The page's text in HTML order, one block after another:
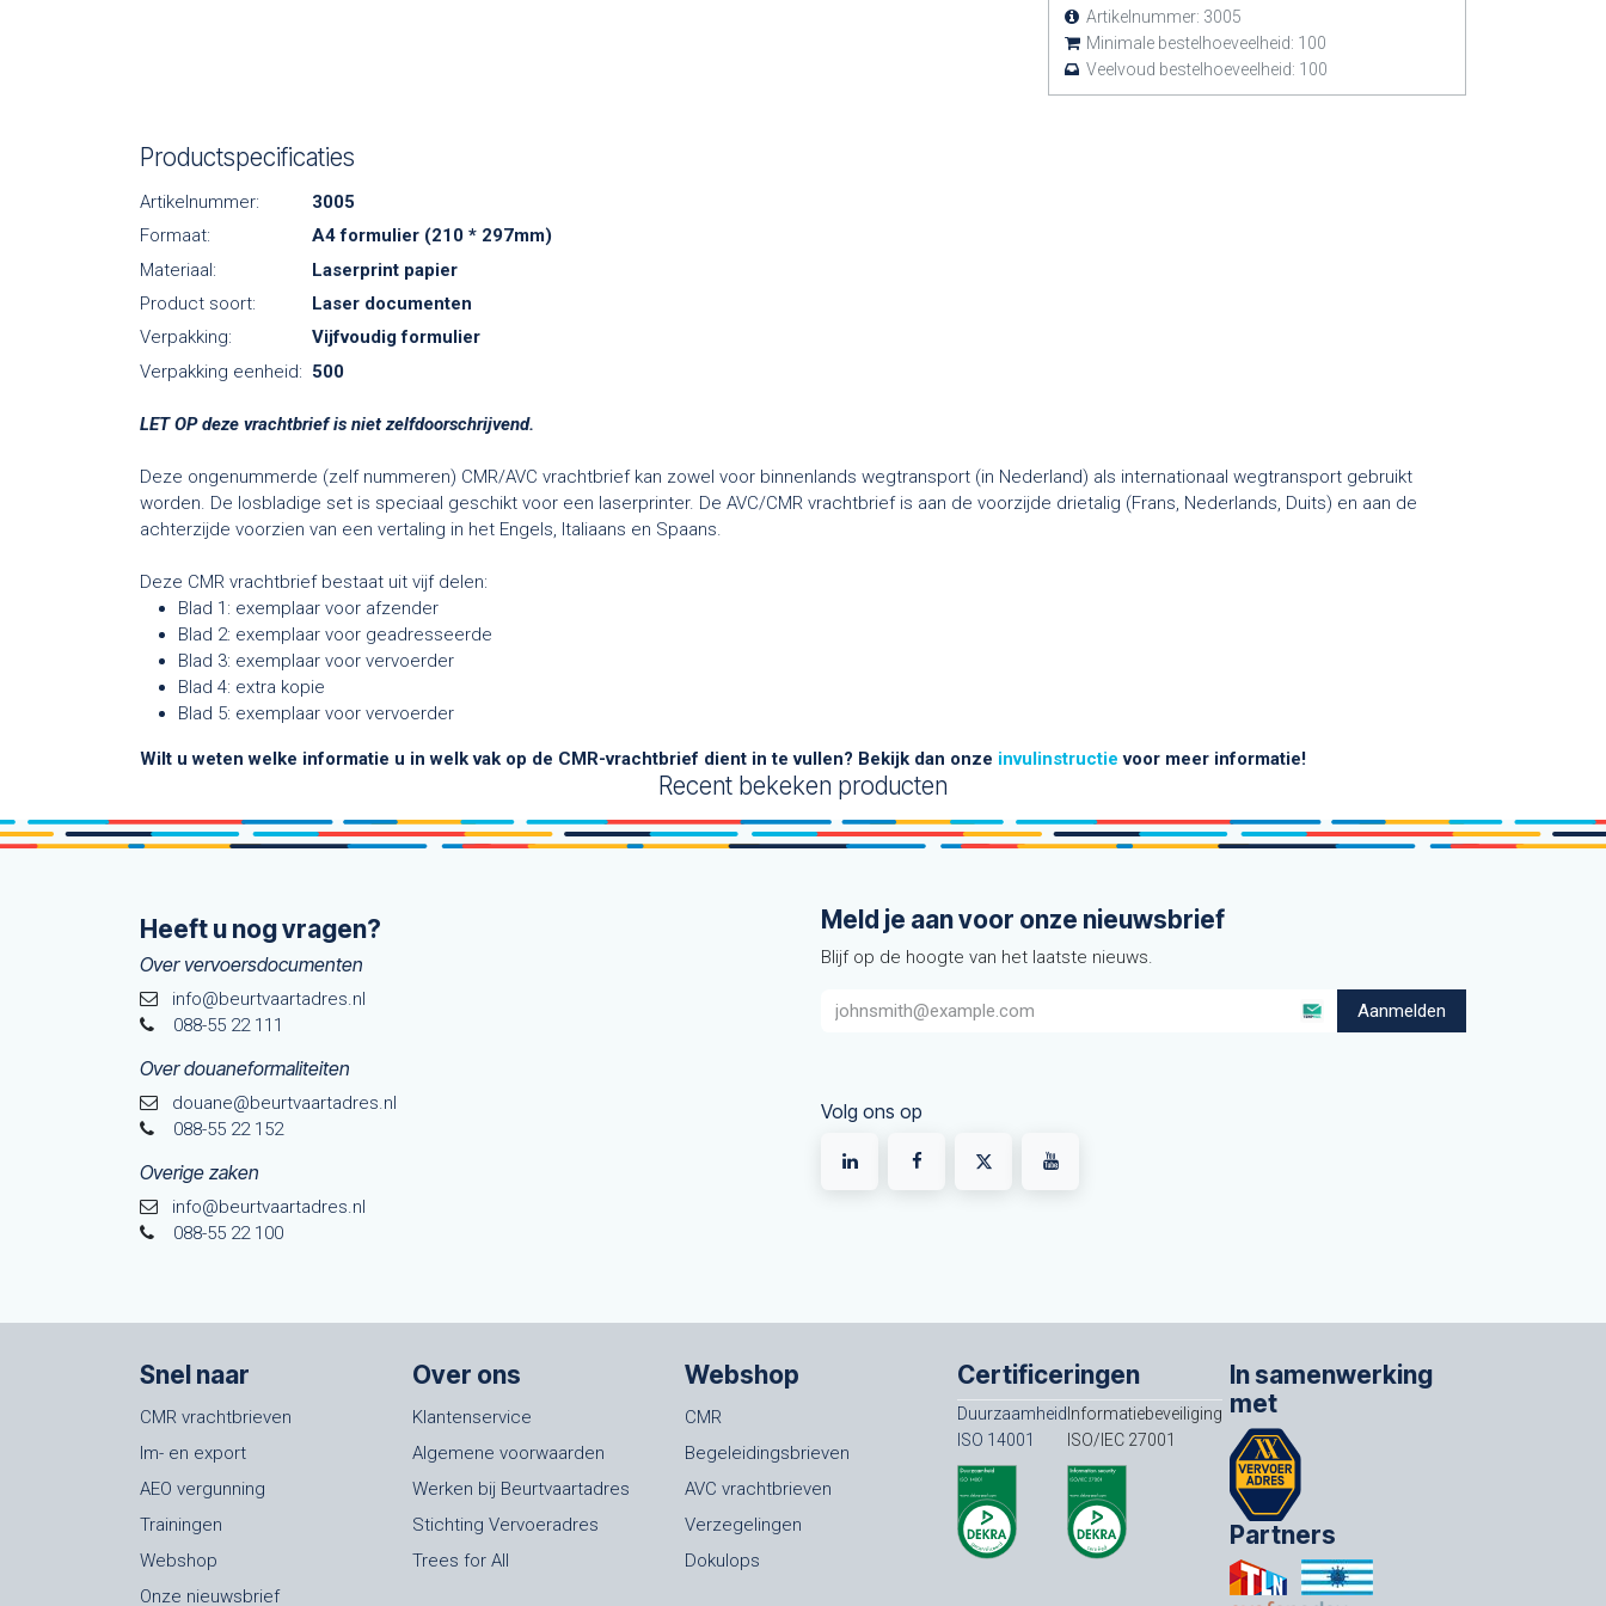
Artikelnummer: 3005
Minimale bestelhoeveelheid: 100
Veelvoud bestelhoeveelheid: 100
Productspecificaties
Artikelnummer:
3005
Formaat:
A4 formulier (210 * 297mm)
Materiaal:
Laserprint papier
Product soort:
Laser documenten
Verpakking:
Vijfvoudig formulier
Verpakking eenheid: 500
LET OP deze vrachtbrief is niet zelfdoorschrijvend.
Deze ongenummerde (zelf nummeren) CMR/AVC vrachtbrief kan zowel voor binnenlands wegtransport (in Nederland) als internationaal wegtransport gebruikt
worden. De losbladige set is speciaal geschikt voor een laserprinter. De AVC/CMR vrachtbrief is aan de voorzijde drietalig (Frans, Nederlands, Duits) en aan de
achterzijde voorzien van een vertaling in het Engels, Italiaans en Spaans.
Deze CMR vrachtbrief bestaat uit vijf delen:
Blad 1: exemplaar voor afzender
Blad 2: exemplaar voor geadresseerde
Blad 3: exemplaar voor vervoerder
Blad 4: extra kopie
Blad 5: exemplaar voor vervoerder
Wilt u weten welke informatie u in welk vak op de CMR-vrachtbrief dient in te vullen? Bekijk dan onze invulinstructievoor meer informatie!
Recent bekeken producten
Heeft u nog vragen?
Over vervoersdocumenten
info@beurtvaartadres.nl
088-55 22 111
Over douaneformaliteiten
douane@beurtvaarta​dres.nl
088-55 22 152
Overige zaken
info@beurtvaartadres.nl
088-55 22 100
Meld je aan voor onze nieuwsbrief
Blijf op de hoogte van het laatste nieuws.
Aanmelden
Volg ons op
Snel naar
CMR vrachtbrieven
Im- en export
AEO vergunning
Trainingen
Webshop
Onze nieuwsbrief
Over ons
Klantenservice
Algemene voorwaarden
Werken bij Beurtvaartadres
Stichting Vervoeradres
Trees for All
Webshop
CMR
Begeleidingsbrieven
AVC vrachtbrieven
Verzegelingen
Dokulops
Certificeringen
Duurzaamheid
ISO 14001
Informatiebeveiliging
ISO/IEC 27001
In samenwerking
met
Partners